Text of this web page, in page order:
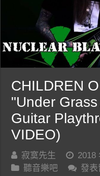
CHILDREN
"Under
Guitar
VIDEO)
寂寞先生
2018
聽音樂吧
發表